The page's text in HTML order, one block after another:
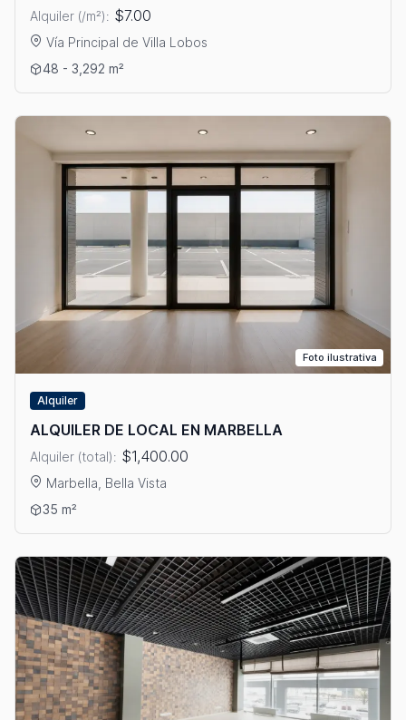
Alquiler (/m²): $7.00
Vía Principal de Villa Lobos
Ver detalles: ALQUILER DE LOCALES EN PLAZA COMERCIAL
48 - 3,292 m²
Foto ilustrativa
Alquiler
ALQUILER DE LOCAL EN MARBELLA
Alquiler (total): $1,400.00
Marbella, Bella Vista
Ver detalles: ALQUILER DE LOCAL EN MARBELLA
35 m²